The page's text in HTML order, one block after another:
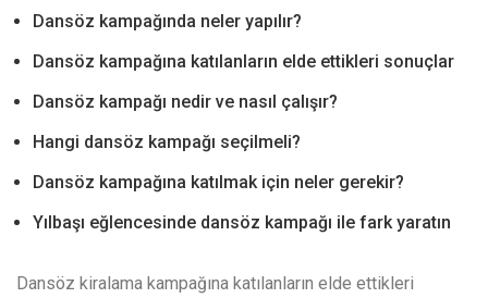
Dansöz kampağında neler yapılır?
Dansöz kampağına katılanların elde ettikleri sonuçlar
Dansöz kampağı nedir ve nasıl çalışır?
Hangi dansöz kampağı seçilmeli?
Dansöz kampağına katılmak için neler gerekir?
Yılbaşı eğlencesinde dansöz kampağı ile fark yaratın
Dansöz kiralama kampağına katılanların elde ettikleri